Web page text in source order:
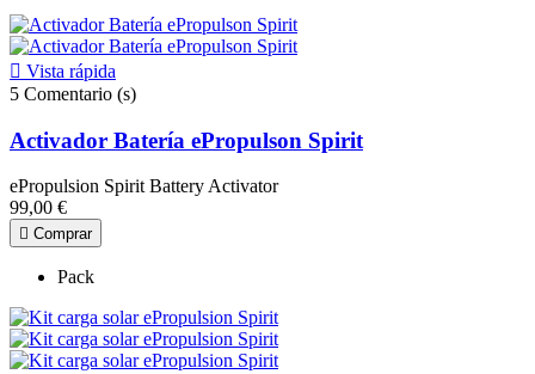
 Vista rápida
5 Comentario (s)
Activador Batería ePropulson Spirit
ePropulsion Spirit Battery Activator
99,00 €
 Comprar
Pack